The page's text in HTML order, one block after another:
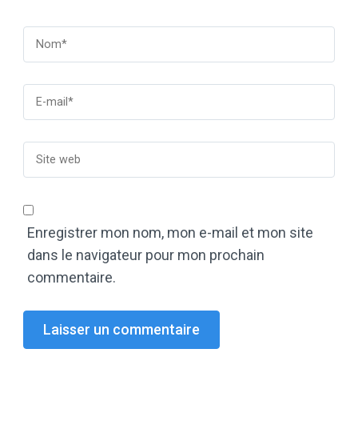
Enregistrer mon nom, mon e-mail et mon site
dans le navigateur pour mon prochain
commentaire.